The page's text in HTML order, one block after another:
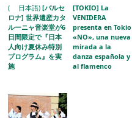
( 日本語)[バルセ
ロナ] 世界遺産カタ
ルーニャ音楽堂が6
日間限定で『日本
人向け夏休み特別
プログラム』を実
施
[TOKIO] La
VENIDERA
presenta en Tokio
«NO», una nueva
mirada a la
danza española y
al flamenco